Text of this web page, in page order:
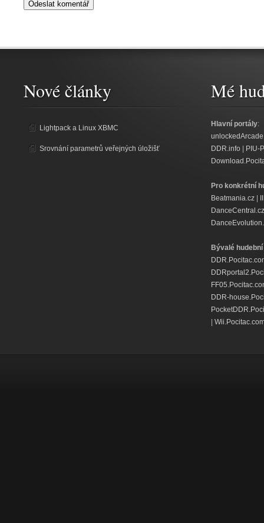
Nové články
Lightpack a Linux XBMC
Srovnání parametrů veřejných úložišť
Mé
Hlavní portály:
DDR.info
PIU-
Pro konkrétní
Beatmania.cz
DanceCentral.cz
Bývalé
DDR-